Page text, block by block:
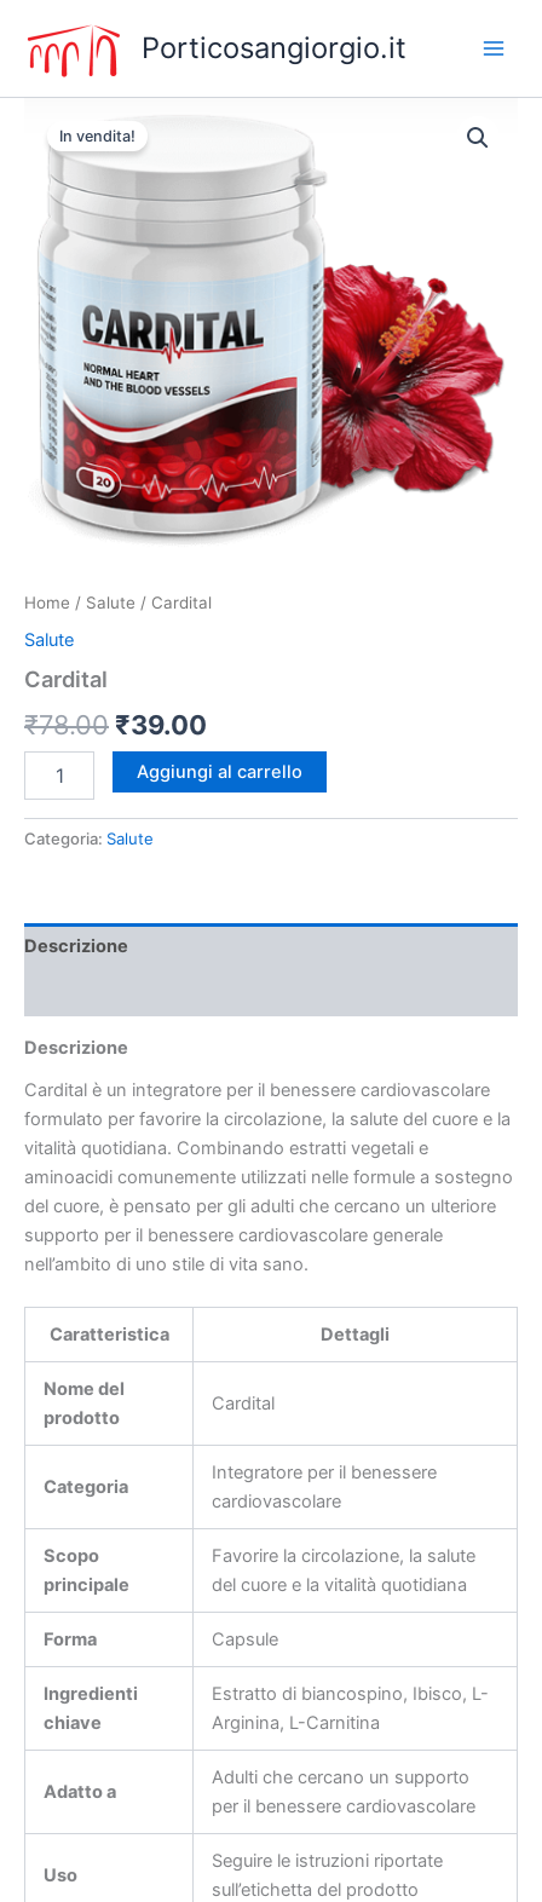
contenuto
Porticosangiorgio.it
In vendita!
Home / Salute / Cardital
Salute
Cardital
₹78.00 Il
prezzo
originale
era:
₹39.00
prezzo
attuale
quantità
Aggiungi al carrello
Categoria: Salute
Descrizione
Descrizione
Cardital è un integratore per il benessere cardiovascolare
formulato per favorire la circolazione, la salute del cuore e la
vitalità quotidiana. Combinando estratti vegetali e
aminoacidi comunemente utilizzati nelle formule a sostegno
del cuore, è pensato per gli adulti che cercano un ulteriore
supporto per il benessere cardiovascolare generale
nell’ambito di uno stile di vita sano.
Caratteristica Dettagli
Nome del
prodotto
Cardital
Categoria
Integratore per il benessere
cardiovascolare
Scopo
principale
Favorire la circolazione, la salute
del cuore e la vitalità quotidiana
Forma Capsule
Ingredienti
chiave
Estratto di biancospino, Ibisco, L-
Arginina, L-Carnitina
Adatto a
Adulti che cercano un supporto
per il benessere cardiovascolare
Uso
Seguire le istruzioni riportate
sull’etichetta del prodotto